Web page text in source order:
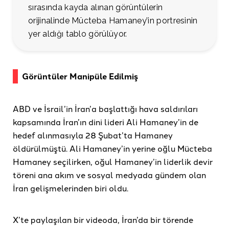
sırasında kayda alınan görüntülerin
orijinalinde Mücteba Hamaney’in portresinin
yer aldığı tablo görülüyor.
Görüntüler Manipüle Edilmiş
ABD ve İsrail’in İran’a başlattığı hava saldırıları
kapsamında İran’ın dini lideri Ali Hamaney’in de
hedef alınmasıyla 28 Şubat’ta Hamaney
öldürülmüştü. Ali Hamaney’in yerine oğlu Mücteba
Hamaney seçilirken, oğul Hamaney’in liderlik devir
töreni ana akım ve sosyal medyada gündem olan
İran gelişmelerinden biri oldu.
X’te paylaşılan bir videoda, İran’da bir törende